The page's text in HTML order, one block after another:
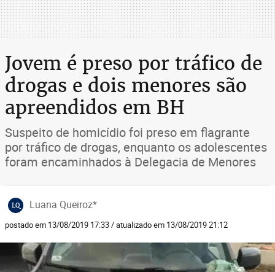
Jovem é preso por tráfico de
drogas e dois menores são
apreendidos em BH
Suspeito de homicídio foi preso em flagrante
por tráfico de drogas, enquanto os adolescentes
foram encaminhados à Delegacia de Menores
LQ Luana Queiroz*
postado em 13/08/2019 17:33 / atualizado em 13/08/2019 21:12